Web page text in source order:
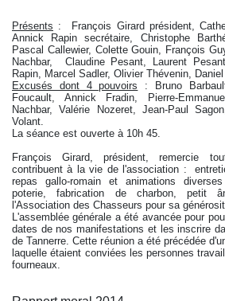
Présents : François Girard président,
Annick Rapin secrétaire, Christophe
Pascal Callewier, Colette Gouin, François
Nachbar, Claudine Pesant, Laurent
Rapin, Marcel Sadler, Olivier Thévenin,
Excusés dont 4 pouvoirs : Bruno
Foucault, Annick Fradin, Pierre-
Nachbar, Valérie Nozeret, Jean-Paul
Volant.
La séance est ouverte à 10h 45.
François Girard, président, remercie
contribuent à la vie de l'association :
repas gallo-romain et animations
poterie, fabrication de charbon, petit
l'Association des Chasseurs pour sa
L'assemblée générale a été avancée pour
dates de nos manifestations et les inscrire
de Tannerre. Cette réunion a été précédée
laquelle étaient conviées les personnes
fourneaux.